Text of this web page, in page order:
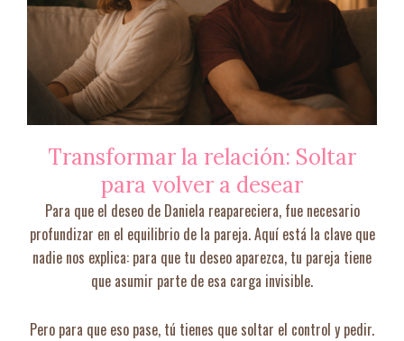
Transformar la relación: Soltar
para volver a desear
Para que el deseo de Daniela reapareciera, fue necesario
profundizar en el equilibrio de la pareja. Aquí está la clave que
nadie nos explica: para que tu deseo aparezca, tu pareja tiene
que asumir parte de esa carga invisible.
Pero para que eso pase, tú tienes que soltar el control y pedir.